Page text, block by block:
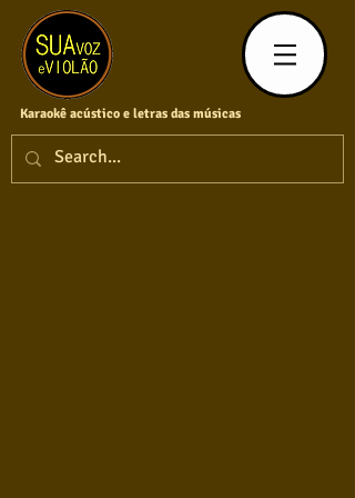
Karaokê acústico e letras das músicas